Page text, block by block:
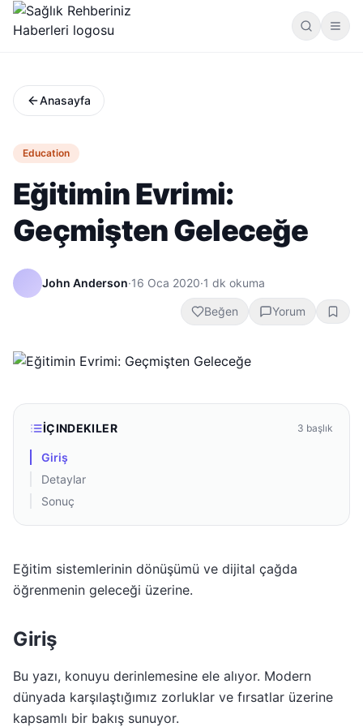
Anasayfa
Education
Eğitimin Evrimi:
Geçmişten Geleceğe
John Anderson·16 Oca 2020·1 dk okuma
Beğen Yorum
İÇINDEKILER 3 başlık
Giriş
Detaylar
Sonuç
Eğitim sistemlerinin dönüşümü ve dijital çağda
öğrenmenin geleceği üzerine.
Giriş
Bu yazı, konuyu derinlemesine ele alıyor. Modern
dünyada karşılaştığımız zorluklar ve fırsatlar üzerine
kapsamlı bir bakış sunuyor.